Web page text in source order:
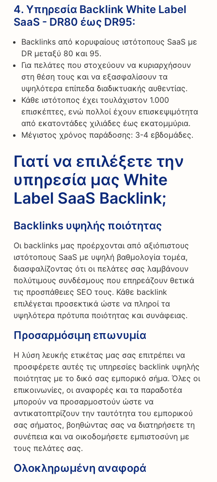
4. Υπηρεσία Backlink White Label
SaaS - DR80 έως DR95:
Backlinks από κορυφαίους ιστότοπους SaaS με
DR μεταξύ 80 και 95.
Για πελάτες που στοχεύουν να κυριαρχήσουν
στη θέση τους και να εξασφαλίσουν τα
υψηλότερα επίπεδα διαδικτυακής αυθεντίας.
Κάθε ιστότοπος έχει τουλάχιστον 1.000
επισκέπτες, ενώ πολλοί έχουν επισκεψιμότητα
από εκατοντάδες χιλιάδες έως εκατομμύρια.
Μέγιστος χρόνος παράδοσης: 3-4 εβδομάδες.
Γιατί να επιλέξετε την
υπηρεσία μας White
Label SaaS Backlink;
Backlinks υψηλής ποιότητας
Οι backlinks μας προέρχονται από αξιόπιστους
ιστότοπους SaaS με υψηλή βαθμολογία τομέα,
διασφαλίζοντας ότι οι πελάτες σας λαμβάνουν
πολύτιμους συνδέσμους που επηρεάζουν θετικά
τις προσπάθειες SEO τους. Κάθε backlink
επιλέγεται προσεκτικά ώστε να πληροί τα
υψηλότερα πρότυπα ποιότητας και συνάφειας.
Προσαρμόσιμη επωνυμία
Η λύση λευκής ετικέτας μας σας επιτρέπει να
προσφέρετε αυτές τις υπηρεσίες backlink υψηλής
ποιότητας με το δικό σας εμπορικό σήμα. Όλες οι
επικοινωνίες, οι αναφορές και τα παραδοτέα
μπορούν να προσαρμοστούν ώστε να
αντικατοπτρίζουν την ταυτότητα του εμπορικού
σας σήματος, βοηθώντας σας να διατηρήσετε τη
συνέπεια και να οικοδομήσετε εμπιστοσύνη με
τους πελάτες σας.
Ολοκληρωμένη αναφορά